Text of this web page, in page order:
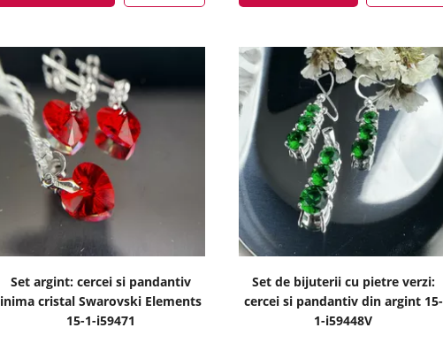
Set argint: cercei si pandantiv
inima cristal Swarovski Elements
15-1-i59471
Set de bijuterii cu pietre verzi:
cercei si pandantiv din argint 15-
1-i59448V